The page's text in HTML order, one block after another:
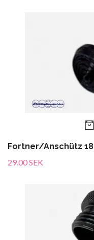
Fortner/Anschütz
29.00 SEK